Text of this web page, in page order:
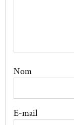
Nom
E-mail